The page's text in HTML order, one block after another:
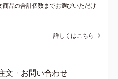
商品の合計個数までお選びいただけ
詳しくはこちら
文・お問い合わせ